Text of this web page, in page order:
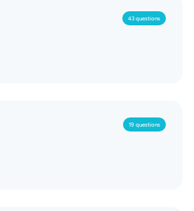
43 questions
19 questions